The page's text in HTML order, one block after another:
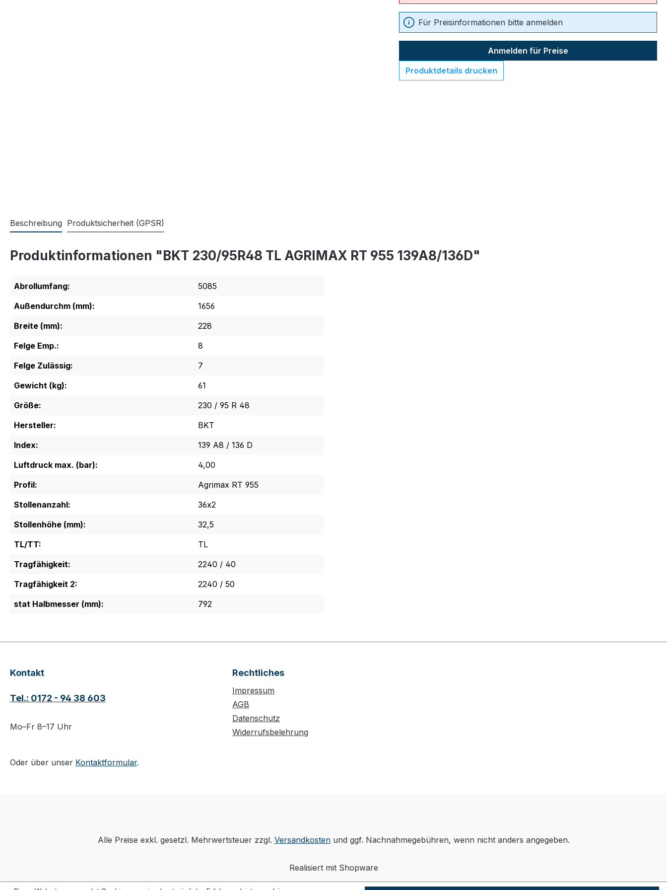
Für Preisinformationen bitte anmelden
Anmelden für Preise
Produktdetails drucken
Beschreibung Produktsicherheit (GPSR)
Produktinformationen "BKT 230/95R48 TL AGRIMAX RT 955 139A8/136D"
Abrollumfang:
5085
Außendurchm (mm):
1656
Breite (mm):
228
Felge Emp.:
8
Felge Zulässig:
7
Gewicht (kg):
61
Größe:
230 / 95 R 48
Hersteller:
BKT
Index:
139 A8 / 136 D
Luftdruck max. (bar):
4,00
Profil:
Agrimax RT 955
Stollenanzahl:
36x2
Stollenhöhe (mm):
32,5
TL/TT:
TL
Tragfähigkeit:
2240 / 40
Tragfähigkeit 2:
2240 / 50
stat Halbmesser (mm):
792
Kontakt
Tel.: 0172 - 94 38 603
Mo–Fr 8–17 Uhr
Oder über unser Kontaktformular.
Rechtliches
Impressum
AGB
Datenschutz
Widerrufsbelehrung
Alle Preise exkl. gesetzl. Mehrwertsteuer zzgl. Versandkostenund ggf. Nachnahmegebühren, wenn nicht anders angegeben.
Realisiert mit Shopware